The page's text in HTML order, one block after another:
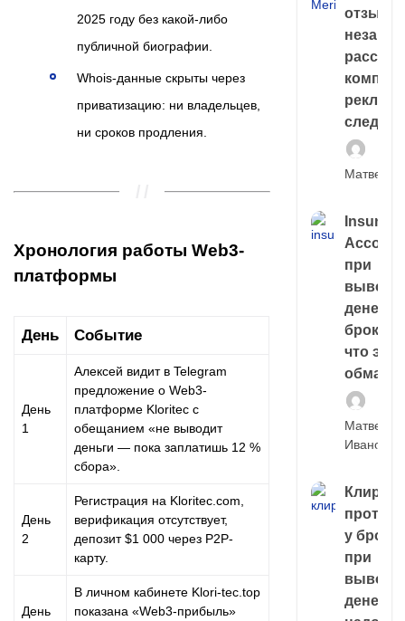
2025 году без какой-либо
публичной биографии.
Whois-данные скрыты через
приватизацию: ни владельцев,
ни сроков продления.
Хронология работы Web3-
платформы
День Событие
День
1
Алексей видит в Telegram
предложение о Web3-
платформе Kloritec с
обещанием «не выводит
деньги — пока заплатишь 12 %
сбора».
День
2
Регистрация на Kloritec.com,
верификация отсутствует,
депозит $1 000 через P2P-
карту.
День
В личном кабинете Klori-tec.top
показана «Web3-прибыль»
следа
Матвей
Account
при
выводе
денег у
что это,
обман?
Матвей
Иванов
Клиринг
у
при
выводе
денег,